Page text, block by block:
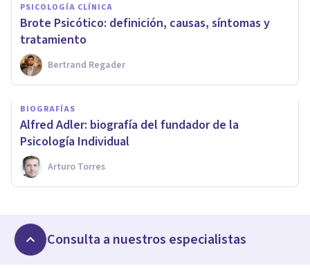
PSICOLOGÍA CLÍNICA
Brote Psicótico: definición, causas, síntomas y
tratamiento
Bertrand Regader
BIOGRAFÍAS
​Alfred Adler: biografía del fundador de la
Psicología Individual
Arturo Torres
Consulta a nuestros especialistas